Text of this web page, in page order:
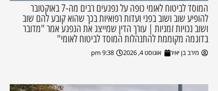
המוסד לביטוח לאומי כופה על נפגעים רבים מה-7 באוקטובר
להופיע שוב ושוב בפני ועדות רפואיות בכך שהוא קובע להם שוב
ושוב נכויות זמניות | עורך הדין שמייצג את הנפגע אמר "מדובר
בדוגמה מקוממת להתנהלות המוסד לביטוח לאומי"
מירב בן יאיר אוגוסט 4, 2026 9:38 pm